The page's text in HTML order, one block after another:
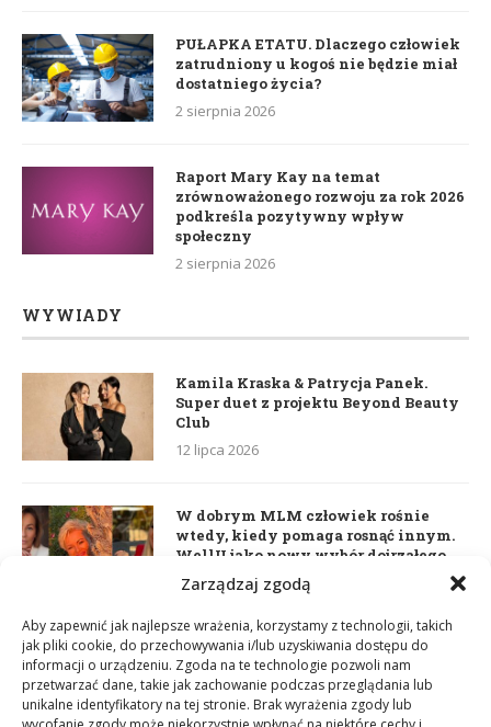
Zarządzaj zgodą
Aby zapewnić jak najlepsze wrażenia, korzystamy z technologii, takich
jak pliki cookie, do przechowywania i/lub uzyskiwania dostępu do
informacji o urządzeniu. Zgoda na te technologie pozwoli nam
przetwarzać dane, takie jak zachowanie podczas przeglądania lub
unikalne identyfikatory na tej stronie. Brak wyrażenia zgody lub
PUŁAPKA ETATU. Dlaczego człowiek
zatrudniony u kogoś nie będzie miał
dostatniego życia?
2 sierpnia 2026
Raport Mary Kay na temat
zrównoważonego rozwoju za rok 2026
podkreśla pozytywny wpływ
społeczny
2 sierpnia 2026
WYWIADY
Kamila Kraska & Patrycja Panek.
Super duet z projektu Beyond Beauty
Club
12 lipca 2026
W dobrym MLM człowiek rośnie
wtedy, kiedy pomaga rosnąć innym.
WellU jako nowy wybór dojrzałego
lidera
Daria Dudzik. Kocham Cię
17 kwietnia 2026